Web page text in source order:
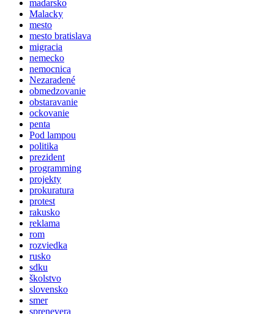
madarsko
Malacky
mesto
mesto bratislava
migracia
nemecko
nemocnica
Nezaradené
obmedzovanie
obstaravanie
ockovanie
penta
Pod lampou
politika
prezident
programming
projekty
prokuratura
protest
rakusko
reklama
rom
rozviedka
rusko
sdku
školstvo
slovensko
smer
sprenevera